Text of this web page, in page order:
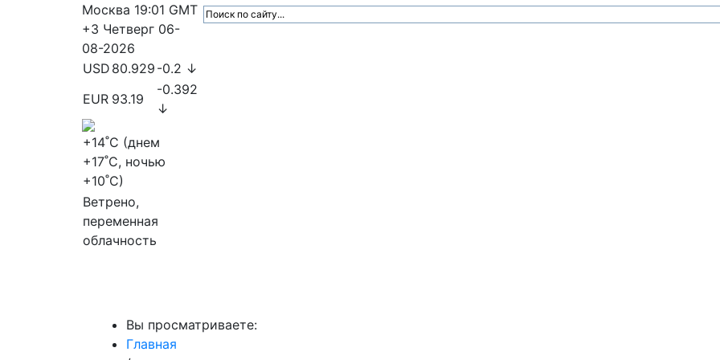
Москва 19:01 GMT
+3 Четверг 06-
08-2026
USD 80.929 -0.2 ↓
EUR 93.19
-0.392
↓
+14˚C (днем
+17˚C, ночью
+10˚C)
Ветрено,
переменная
облачность
Вы просматриваете:
Главная